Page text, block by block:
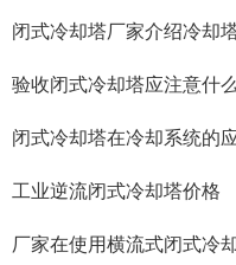
闭式冷却塔厂家介绍冷却
验收闭式冷却塔应注意什
闭式冷却塔在冷却系统的
工业逆流闭式冷却塔价格
厂家在使用横流式闭式冷